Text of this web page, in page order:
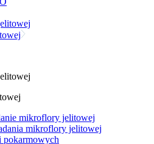
mikroflory jelitowej
mikroflory jelitowej